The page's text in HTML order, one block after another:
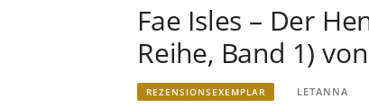
Fae Isles – Der
Reihe, Band 1)
REZENSIONSEXEMPLAR LETANNA